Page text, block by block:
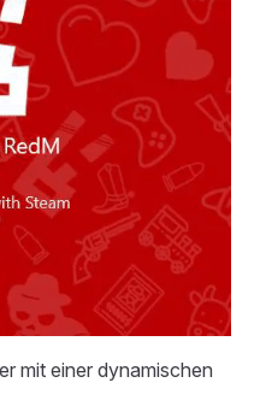
mit einer dynamischen